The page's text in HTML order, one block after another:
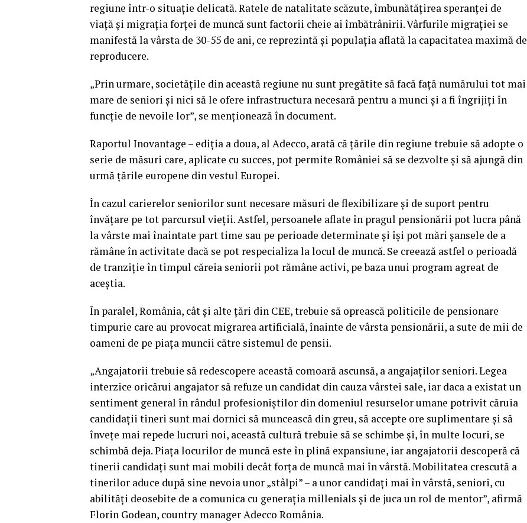
regiune într-o situaţie delicată.Ratele de natalitate scăzute, îmbunătăţirea speranţei de
viaţă şi migraţia forţei de muncă sunt factorii cheie ai îmbătrânirii. Vârfurile migraţiei se
manifestă la vârsta de 30-55 de ani, ce reprezintă şi populaţia aflată la capacitatea maximă de
reproducere.
„Prin urmare, societăţile din această regiune nu sunt pregătite să facă faţă numărului tot mai
mare de seniori şi nici să le ofere infrastructura necesară pentru a munci şi a fi îngrijiţi în
funcţie de nevoile lor”, se menţionează în document.
Raportul Inovantage – ediţia a doua, al Adecco, arată că ţările din regiune trebuie să adopte o
serie de măsuri care, aplicate cu succes, pot permite României să se dezvolte şi să ajungă din
urmă ţările europene din vestul Europei.
În cazul carierelor seniorilor sunt necesare măsuri de flexibilizare şi de suport pentru
învăţare pe tot parcursul vieţii. Astfel, persoanele aflate în pragul pensionării pot lucra până
la vârste mai înaintate part time sau pe perioade determinate şi îşi pot mări şansele de a
rămâne în activitate dacă se pot respecializa la locul de muncă. Se creează astfel o perioadă
de tranziţie în timpul căreia seniorii pot rămâne activi, pe baza unui program agreat de
aceştia.
În paralel, România, cât şi alte ţări din CEE, trebuie să oprească politicile de pensionare
timpurie care au provocat migrarea artificială, înainte de vârsta pensionării, a sute de mii de
oameni de pe piaţa muncii către sistemul de pensii.
„Angajatorii trebuie să redescopere această comoară ascunsă, a angajaţilor seniori. Legea
interzice oricărui angajator să refuze un candidat din cauza vârstei sale, iar daca a existat un
sentiment general în rândul profesioniştilor din domeniul resurselor umane potrivit căruia
candidaţii tineri sunt mai dornici să muncească din greu, să accepte ore suplimentare şi să
înveţe mai repede lucruri noi, această cultură trebuie să se schimbe şi, în multe locuri, se
schimbă deja. Piaţa locurilor de muncă este în plină expansiune, iar angajatorii descoperă că
tinerii candidaţi sunt mai mobili decât forţa de muncă mai în vârstă. Mobilitatea crescută a
tinerilor aduce după sine nevoia unor „stâlpi” – a unor candidaţi mai în vârstă, seniori, cu
abilităţi deosebite de a comunica cu generaţia millenials şi de juca un rol de mentor”, afirmă
Florin Godean, country manager Adecco România.